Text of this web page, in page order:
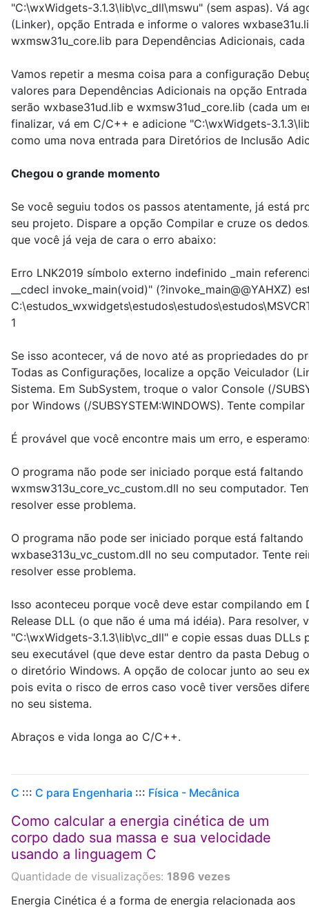
"C:\wxWidgets-3.1.3\lib\vc_dll\mswu" (sem aspas). Vá
(Linker), opção Entrada e informe o valores
wxmsw31u_core.lib para Dependências Adicionais, cada
Vamos repetir a mesma coisa para a configuração
valores para Dependências Adicionais na opção
serão wxbase31ud.lib e wxmsw31ud_core.lib (cada um
finalizar, vá em C/C++ e adicione "C:\wxWidgets-
como uma nova entrada para Diretórios de Inclusão
Chegou o grande momento
Se você seguiu todos os passos atentamente, já está
seu projeto. Dispare a opção Compilar e cruze os
que você já veja de cara o erro abaixo:
Erro LNK2019 símbolo externo indefinido _main
__cdecl invoke_main(void)" (?invoke_main@@YAHXZ)
1
Se isso acontecer, vá de novo até as propriedades do
Todas as Configurações, localize a opção Veiculador
Sistema. Em SubSystem, troque o valor Console (/
por Windows (/SUBSYSTEM:WINDOWS). Tente
É provável que você encontre mais um erro, e
O programa não pode ser iniciado porque está faltando
wxmsw313u_core_vc_custom.dll no seu computador.
resolver esse problema.
O programa não pode ser iniciado porque está faltando
wxbase313u_vc_custom.dll no seu computador. Tente
resolver esse problema.
Isso aconteceu porque você deve estar compilando em
Release DLL (o que não é uma má idéia). Para resolver,
"C:\wxWidgets-3.1.3\lib\vc_dll" e copie essas duas
seu executável (que deve estar dentro da pasta Debug
o diretório Windows. A opção de colocar junto ao seu
pois evita o risco de erros caso você tiver versões
no seu sistema.
Abraços e vida longa ao C/C++.
C ::: C para Engenharia ::: Física - Mecânica
Como calcular a energia cinética de um
corpo dado sua massa e sua velocidade
usando a linguagem C
Quantidade de visualizações: 1896 vezes
Energia Cinética é a forma de energia relacionada aos